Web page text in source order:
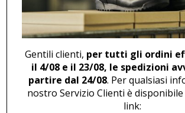
121,00€
Gentili clienti, per tutti gli ordini
il 4/08 e il 23/08, le spedizioni
partire dal 24/08. Per qualsiasi
nostro Servizio Clienti è
link: